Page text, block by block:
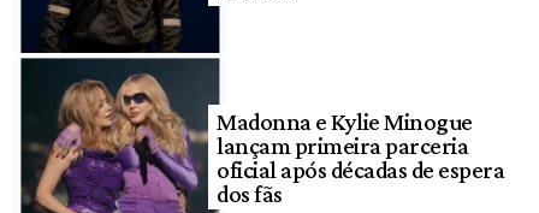
Madonna e Kylie Minogue
lançam primeira parceria
oficial após décadas de espera
dos fãs